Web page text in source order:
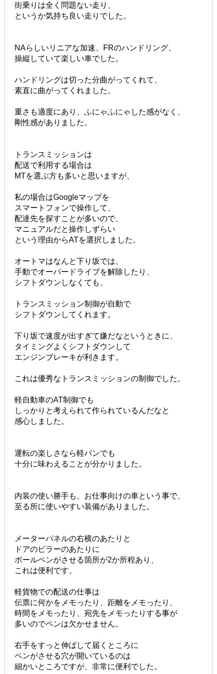
街乗りは全く問題ない走り、
というか気持ち良い走りでした。
NAらしいリニアな加速、FRのハンドリング、
操縦していて楽しい車でした。
ハンドリングは切った分曲がってくれて、
素直に曲がってくれました。
重さも適度にあり、ふにゃふにゃした感がなく、
剛性感がありました。
トランスミッションは
配送で利用する場合は
MTを選ぶ方も多いと思いますが、
私の場合はGoogleマップを
スマートフォンで操作して、
配達先を探すことが多いので、
マニュアルだと操作しずらい
という理由からATを選択しました。
オートマはなんと下り坂では、
手動でオーバードライブを解除したり、
シフトダウンしなくても、
トランスミッション制御が自動で
シフトダウンしてくれます。
下り坂で速度が出すぎて嫌だなというときに、
タイミングよくシフトダウンして
エンジンブレーキが利きます。
これは優秀なトランスミッションの制御でした。
軽自動車のAT制御でも
しっかりと考えられて作られているんだなと
感心しました。
運転の楽しさなら軽バンでも
十分に味わえることが分かりました。
内装の使い勝手も、お仕事向けの車という事で、
至る所に使いやすい装備がありました。
メーターパネルの右横のあたりと
ドアのピラーのあたりに
ボールペンがさせる箇所が2か所程あり、
これは便利です。
軽貨物での配送の仕事は
伝票に何かをメモったり、距離をメモったり、
時間をメモったり、宛先をメモったりする事が
多いのでペンは欠かせません。
右手をすっと伸ばして届くところに
ペンがさせる穴が開いているのは
細かいところですが、非常に便利でした。